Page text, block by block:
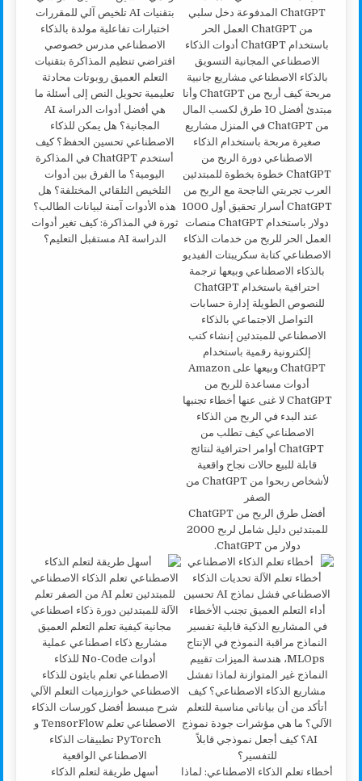
أفضل طرق الربح من ChatGPT
للمبتدئين دليل شامل لربح 2000
دولار من ChatGPT.
ثورة في المذاكرة: كيف تغير أدوات
الدراسة AI مستقبل التعليم؟
أخطاء تعلم الذكاء الاصطناعي: لماذا
أسهل طريقة لتعلم الذكاء